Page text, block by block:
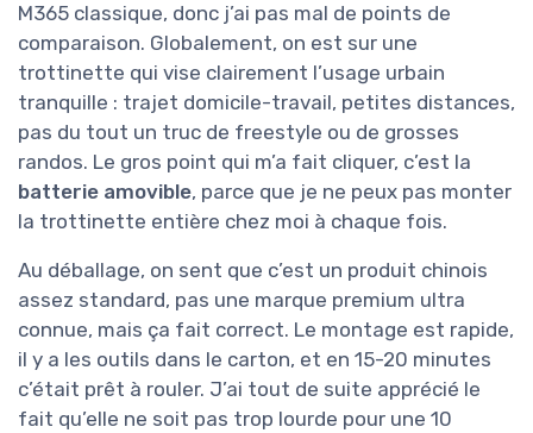
M365 classique, donc j’ai pas mal de points de
comparaison. Globalement, on est sur une
trottinette qui vise clairement l’usage urbain
tranquille : trajet domicile-travail, petites distances,
pas du tout un truc de freestyle ou de grosses
randos. Le gros point qui m’a fait cliquer, c’est la
batterie amovible, parce que je ne peux pas monter
la trottinette entière chez moi à chaque fois.
Au déballage, on sent que c’est un produit chinois
assez standard, pas une marque premium ultra
connue, mais ça fait correct. Le montage est rapide,
il y a les outils dans le carton, et en 15-20 minutes
c’était prêt à rouler. J’ai tout de suite apprécié le
fait qu’elle ne soit pas trop lourde pour une 10